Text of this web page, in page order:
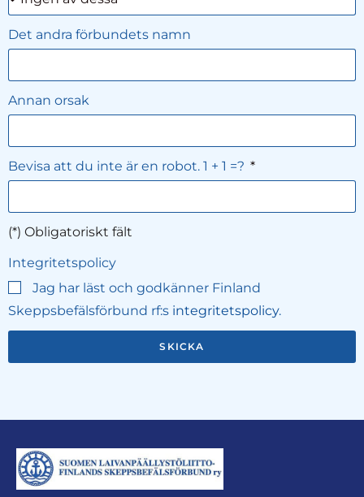
Det andra förbundets namn
Annan orsak
Bevisa att du inte är en robot. 1 + 1 =?
(*) Obligatoriskt fält
Integritetspolicy
Jag har läst och godkänner Finland
Skeppsbefälsförbund rf:s integritetspolicy.
SKICKA